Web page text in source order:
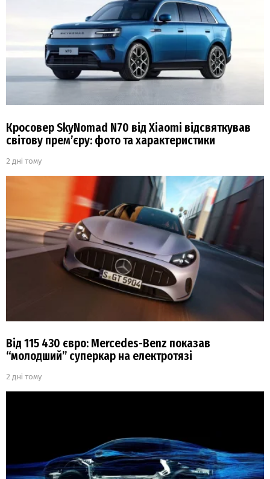
Кросовер SkyNomad N70 від Xiaomi відсвяткував
світову прем’єру: фото та характеристики
2 дні тому
Від 115 430 євро: Mercedes-Benz показав
“молодший” суперкар на електротязі
2 дні тому